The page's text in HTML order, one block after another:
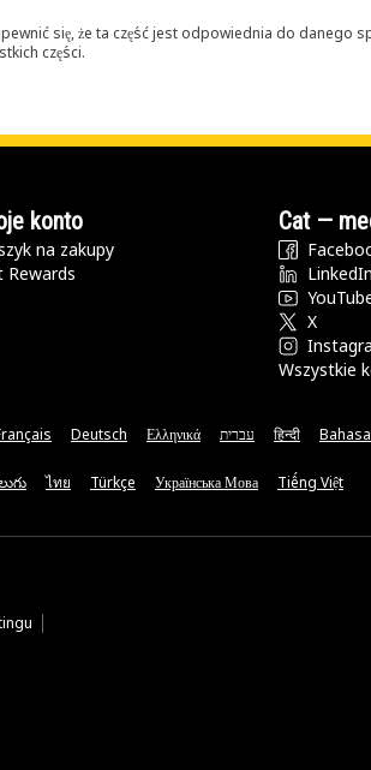
się, że ta część jest odpowiednia do danego
części.
konto
na zakupy
Rewards
Cat —
LinkedIn
X
Wszystkie
Deutsch Ελληνικά עברית हिन्दी
ไทย Türkçe Українська Мова Tiếng Việt